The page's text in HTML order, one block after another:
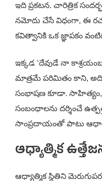
ఇది ప్రకటన. చారిత్రిక
నమోదు చేసే విధంగా, ఈ
కవిత్వానికి ఒక జ్ఞాపకం
ఇక్కడ ‘దేవుడే నా
మాత్రమే పరిమితం కాని,
సంభాషణ కూడా.
సంబంధాలను దర్శించే
సాంప్రదాయంతో పాటు
ఆధ్యాత్మిక
ఆధ్యాత్మిక స్థితిని